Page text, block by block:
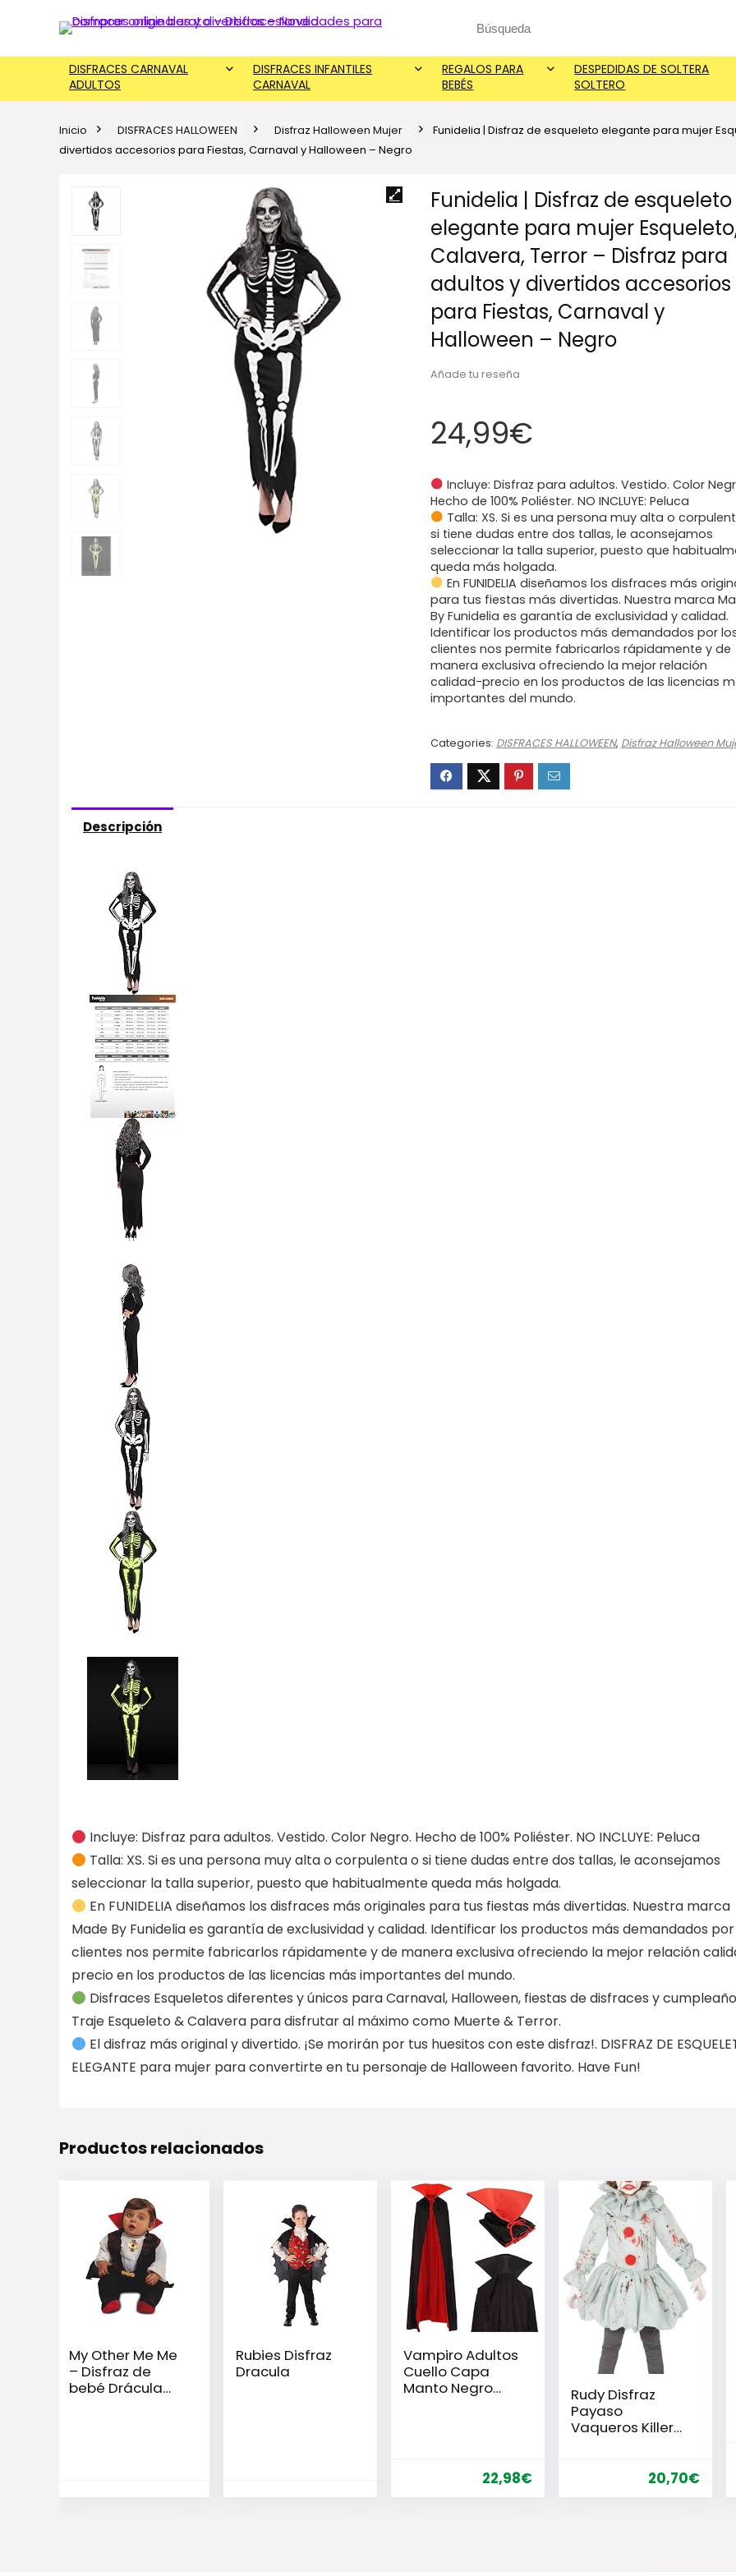
Search
DISFRACES CARNAVAL
ADULTOS
DISFRACES INFANTILES
CARNAVAL
REGALOS PARA
BEBÉS
DESPEDIDAS DE SOLTERA
SOLTERO
Inicio DISFRACES HALLOWEEN Disfraz Halloween Mujer
Funidelia | Disfraz de esqueleto elegante para mujer
divertidos accesorios para Fiestas, Carnaval y Halloween – Negro
Funidelia | Disfraz de esqueleto
elegante para mujer
Calavera, Terror – Disfraz para
adultos y divertidos accesorios
para Fiestas, Carnaval y
Halloween – Negro
Añade tu reseña
24,99€
Incluye: Disfraz para adultos. Vestido. Color
Hecho de 100% Poliéster. NO INCLUYE: Peluca
Talla: XS. Si es una persona muy alta o
si tiene dudas entre dos tallas, le aconsejamos
seleccionar la talla superior, puesto que
queda más holgada.
En FUNIDELIA diseñamos los disfraces más
para tus fiestas más divertidas. Nuestra marca
By Funidelia es garantía de exclusividad y calidad.
Identificar los productos más demandados por
clientes nos permite fabricarlos rápidamente y de
manera exclusiva ofreciendo la mejor relación
calidad-precio en los productos de las licencias
importantes del mundo.
Categories: DISFRACES HALLOWEEN, Disfraz Halloween
Descripción
Incluye: Disfraz para adultos. Vestido. Color Negro. Hecho de 100% Poliéster. NO INCLUYE: Peluca
Talla: XS. Si es una persona muy alta o corpulenta o si tiene dudas entre dos tallas, le aconsejamos
seleccionar la talla superior, puesto que habitualmente queda más holgada.
En FUNIDELIA diseñamos los disfraces más originales para tus fiestas más divertidas. Nuestra marca
Made By Funidelia es garantía de exclusividad y calidad. Identificar los productos más demandados
clientes nos permite fabricarlos rápidamente y de manera exclusiva ofreciendo la mejor relación
precio en los productos de las licencias más importantes del mundo.
Disfraces Esqueletos diferentes y únicos para Carnaval, Halloween, fiestas de disfraces y
Traje Esqueleto & Calavera para disfrutar al máximo como Muerte & Terror.
El disfraz más original y divertido. ¡Se morirán por tus huesitos con este disfraz!. DISFRAZ DE
ELEGANTE para mujer para convertirte en tu personaje de Halloween favorito. Have Fun!
Productos relacionados
My Other Me Me
– Disfraz de
bebé Drácula
Rubies Disfraz
Dracula
Vampiro Adultos
Cuello Capa
Manto Negro
22,98€
Rudy Disfraz
Payaso
Vaqueros Killer
Carnaval
20,70€